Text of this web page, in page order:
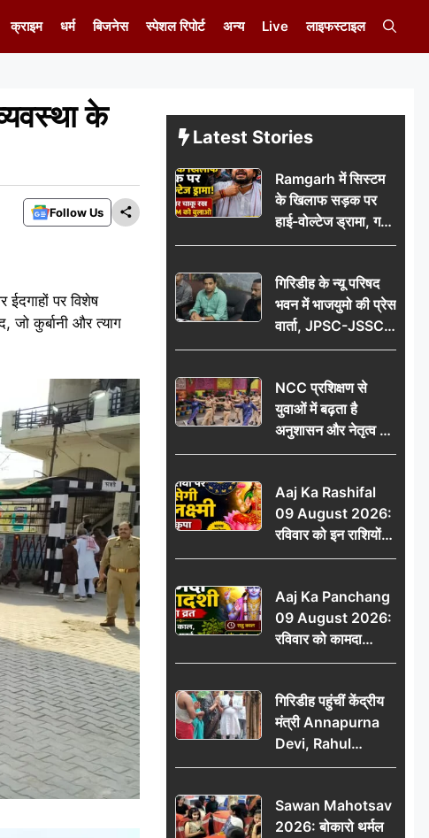
क्राइम धर्म बिजनेस स्पेशल रिपोर्ट अन्य Live लाइफस्टाइल
के
Follow Us
पर विशेष
कुर्बानी और त्याग
Latest Stories
Ramgarh में सिस्टम
के खिलाफ सड़क पर
हाई-वोल्टेज ड्रामा, गर्दन
पर चाकू रख बोला- CM
वायरल
गिरिडीह के न्यू परिषद
भवन में भाजयुमो की प्रेस
वार्ता, JPSC-JSSC
पेपर लीक के विरोध में
विधानसभा घेराव का
ऐलान
NCC प्रशिक्षण से
युवाओं में बढ़ता है
अनुशासन और नेतृत्व का
गुण: डॉ. जी.एन. खान
Aaj Ka Rashifal
09 August 2026:
रविवार को इन राशियों
पर बरसेगी मां लक्ष्मी की
योग
Aaj Ka Panchang
09 August 2026:
रविवार को कामदा
एकादशी का व्रत, जानें
और शुभ समय
गिरिडीह पहुंचीं केंद्रीय
मंत्री Annapurna
Devi, Rahul
Gandhi पर साधा
आंदोलन को लेकर
सरकार पर हमला
Sawan Mahotsav
2026: बोकारो थर्मल